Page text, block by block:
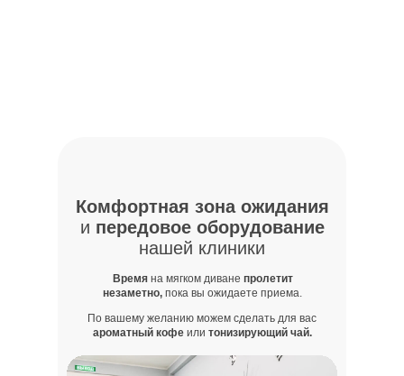
Комфортная зона ожидания
и передовое оборудование
нашей клиники
Времяна мягком диване пролетит
незаметно, пока вы ожидаете приема.
По вашему желанию можем сделать для вас
ароматный кофеили тонизирующий чай.